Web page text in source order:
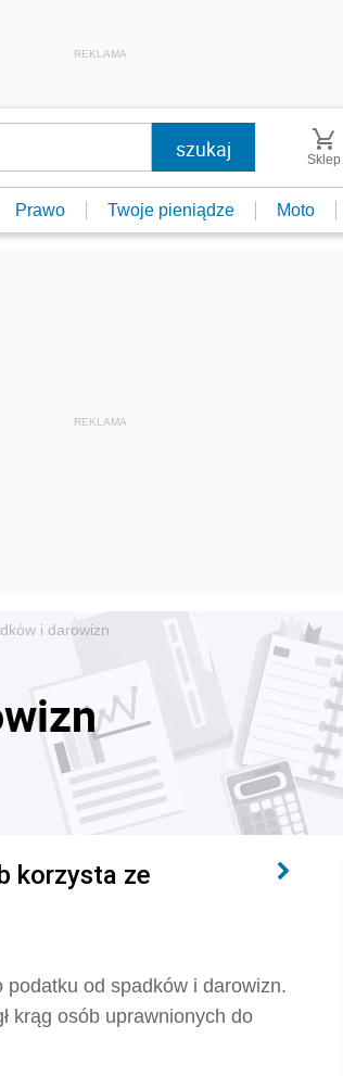
REKLAMA
Sklep
Prawo Twoje pieniądze Moto
i darowizn
korzysta ze
podatku od spadków i darowizn.
krąg osób uprawnionych do